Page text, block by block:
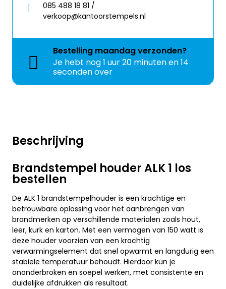
Beschrijving
Brandstempel houder ALK 1 los
bestellen
De ALK 1 brandstempelhouder is een krachtige en
betrouwbare oplossing voor het aanbrengen van
brandmerken op verschillende materialen zoals hout,
leer, kurk en karton. Met een vermogen van 150 watt is
deze houder voorzien van een krachtig
verwarmingselement dat snel opwarmt en langdurig een
stabiele temperatuur behoudt. Hierdoor kun je
ononderbroken en soepel werken, met consistente en
duidelijke afdrukken als resultaat.
085 488 18 81 /
verkoop@kantoorstempels.nl
Bestelling maandagverzonden?
Je hebt nog1 uur 20 minuten en 14
seconden over